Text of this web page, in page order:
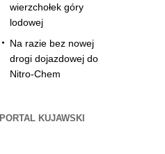
wierzchołek góry
lodowej
Na razie bez nowej
drogi dojazdowej do
Nitro-Chem
PORTAL KUJAWSKI